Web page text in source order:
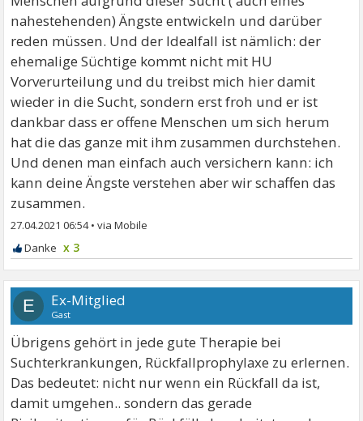
nahestehenden) Ängste entwickeln und darüber
reden müssen. Und der Idealfall ist nämlich: der
ehemalige Süchtige kommt nicht mit HU
Vorverurteilung und du treibst mich hier damit
wieder in die Sucht, sondern erst froh und er ist
dankbar dass er offene Menschen um sich herum
hat die das ganze mit ihm zusammen durchstehen.
Und denen man einfach auch versichern kann: ich
kann deine Ängste verstehen aber wir schaffen das
zusammen.
27.04.2021 06:54•
x 3
E Ex-Mitglied
Gast
Übrigens gehört in jede gute Therapie bei
Suchterkrankungen, Rückfallprophylaxe zu erlernen.
Das bedeutet: nicht nur wenn ein Rückfall da ist,
damit umgehen.. sondern das gerade